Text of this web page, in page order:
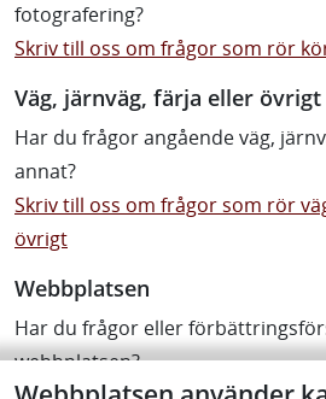
fotografering?
Skriv till oss om frågor som rör
Väg, järnväg, färja eller övrigt
Har du frågor angående väg,
annat?
Skriv till oss om frågor som rör
övrigt
Webbplatsen
Har du frågor eller
webbplatsen?